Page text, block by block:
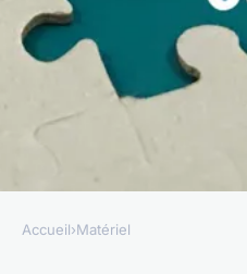
Accueil›Matériel